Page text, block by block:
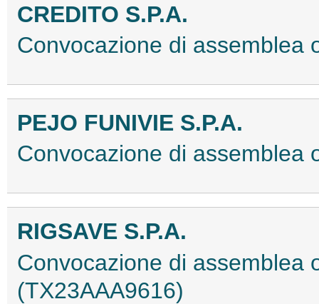
CREDITO S.P.A.
Convocazione di assemblea
PEJO FUNIVIE S.P.A.
Convocazione di assemblea
RIGSAVE S.P.A.
Convocazione di assemblea
(TX23AAA9616)